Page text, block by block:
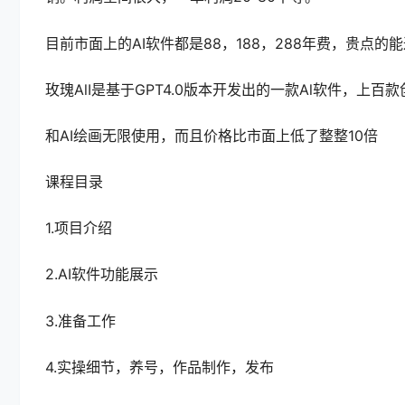
目前市面上的AI软件都是88，188，288年费，贵点的
玫瑰AlI是基于GPT4.0版本开发出的一款Al软件，上百款
和AI绘画无限使用，而且价格比市面上低了整整10倍
课程目录
1.项目介绍
2.AI软件功能展示
3.准备工作
4.实操细节，养号，作品制作，发布